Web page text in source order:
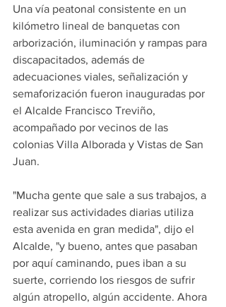
Una vía peatonal consistente en un
kilómetro lineal de banquetas con
arborización, iluminación y rampas para
discapacitados, además de
adecuaciones viales, señalización y
semaforización fueron inauguradas por
el Alcalde Francisco Treviño,
acompañado por vecinos de las
colonias Villa Alborada y Vistas de San
Juan.
"Mucha gente que sale a sus trabajos, a
realizar sus actividades diarias utiliza
esta avenida en gran medida", dijo el
Alcalde, "y bueno, antes que pasaban
por aquí caminando, pues iban a su
suerte, corriendo los riesgos de sufrir
algún atropello, algún accidente. Ahora